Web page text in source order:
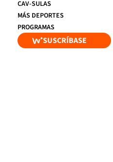
CAV-SULAS
MÁS DEPORTES
PROGRAMAS
SUSCRÍBASE